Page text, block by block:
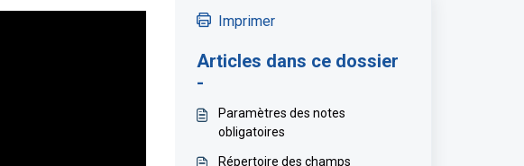
Imprimer
Articles dans ce dossier
-
Paramètres des notes
obligatoires
Répertoire des champs